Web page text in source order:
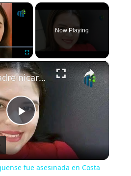
×
Fullscreen
Now Playing
×
Play
Video
Joven madre nicaragüense fue asesinada en Costa Rica
fue asesinada en Costa